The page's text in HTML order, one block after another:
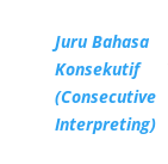
Juru Bahasa
Konsekutif
(Consecutive
Interpreting)